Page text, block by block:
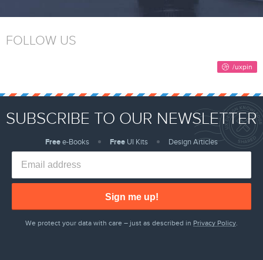
FOLLOW US
SUBSCRIBE TO OUR NEWSLETTER
Freee-Books Free UI Kits Design Articles
Sign me up!
We protect your data with care – just as described in Privacy Policy